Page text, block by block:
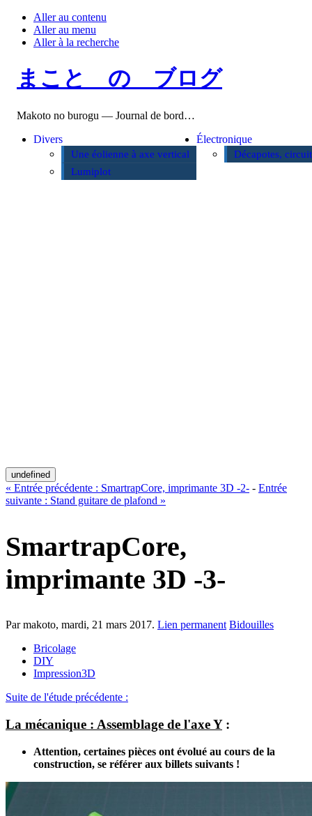
Aller au contenu
Aller au menu
Aller à la recherche
まこと の ブログ
Makoto no burogu — Journal de bord…
Divers
Une éolienne à axe vertical
Lumiplot
Électronique
Décapotes,
undefined
« Entrée précédente : SmartrapCore, imprimante 3D -2- - Entrée
suivante : Stand guitare de plafond »
SmartrapCore,
imprimante 3D -3-
Par makoto, mardi, 21 mars 2017. Lien permanent Bidouilles
Bricolage
DIY
Impression3D
Suite de l'étude précédente :
La mécanique : Assemblage de l'axe Y:
Attention, certaines pièces ont évolué au cours de la
construction, se référer aux billets suivants !